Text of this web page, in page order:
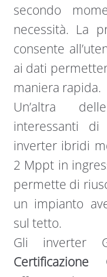
secondo
necessità. La
consente
ai dati
maniera rapida.
Un’altra
interessanti
inverter ibridi
2 Mppt in
permette di
un impianto
sul tetto.
Gli inverter
Certificazione